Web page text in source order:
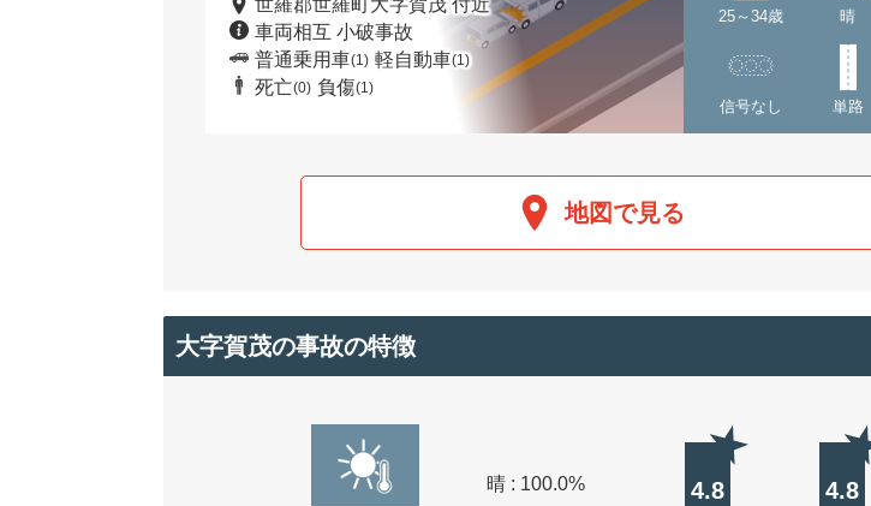
車両相互 小破事故
普通乗用車(1) 軽自動車(1)
死亡(0) 負傷(1)
25～34歳 晴
信号なし 単路
地図で見る
大字賀茂の事故の特徴
晴 : 100.0% 4.8 4.8